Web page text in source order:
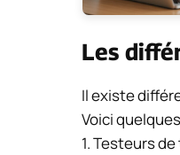
Les
Il existe
Voici
1. Testeurs